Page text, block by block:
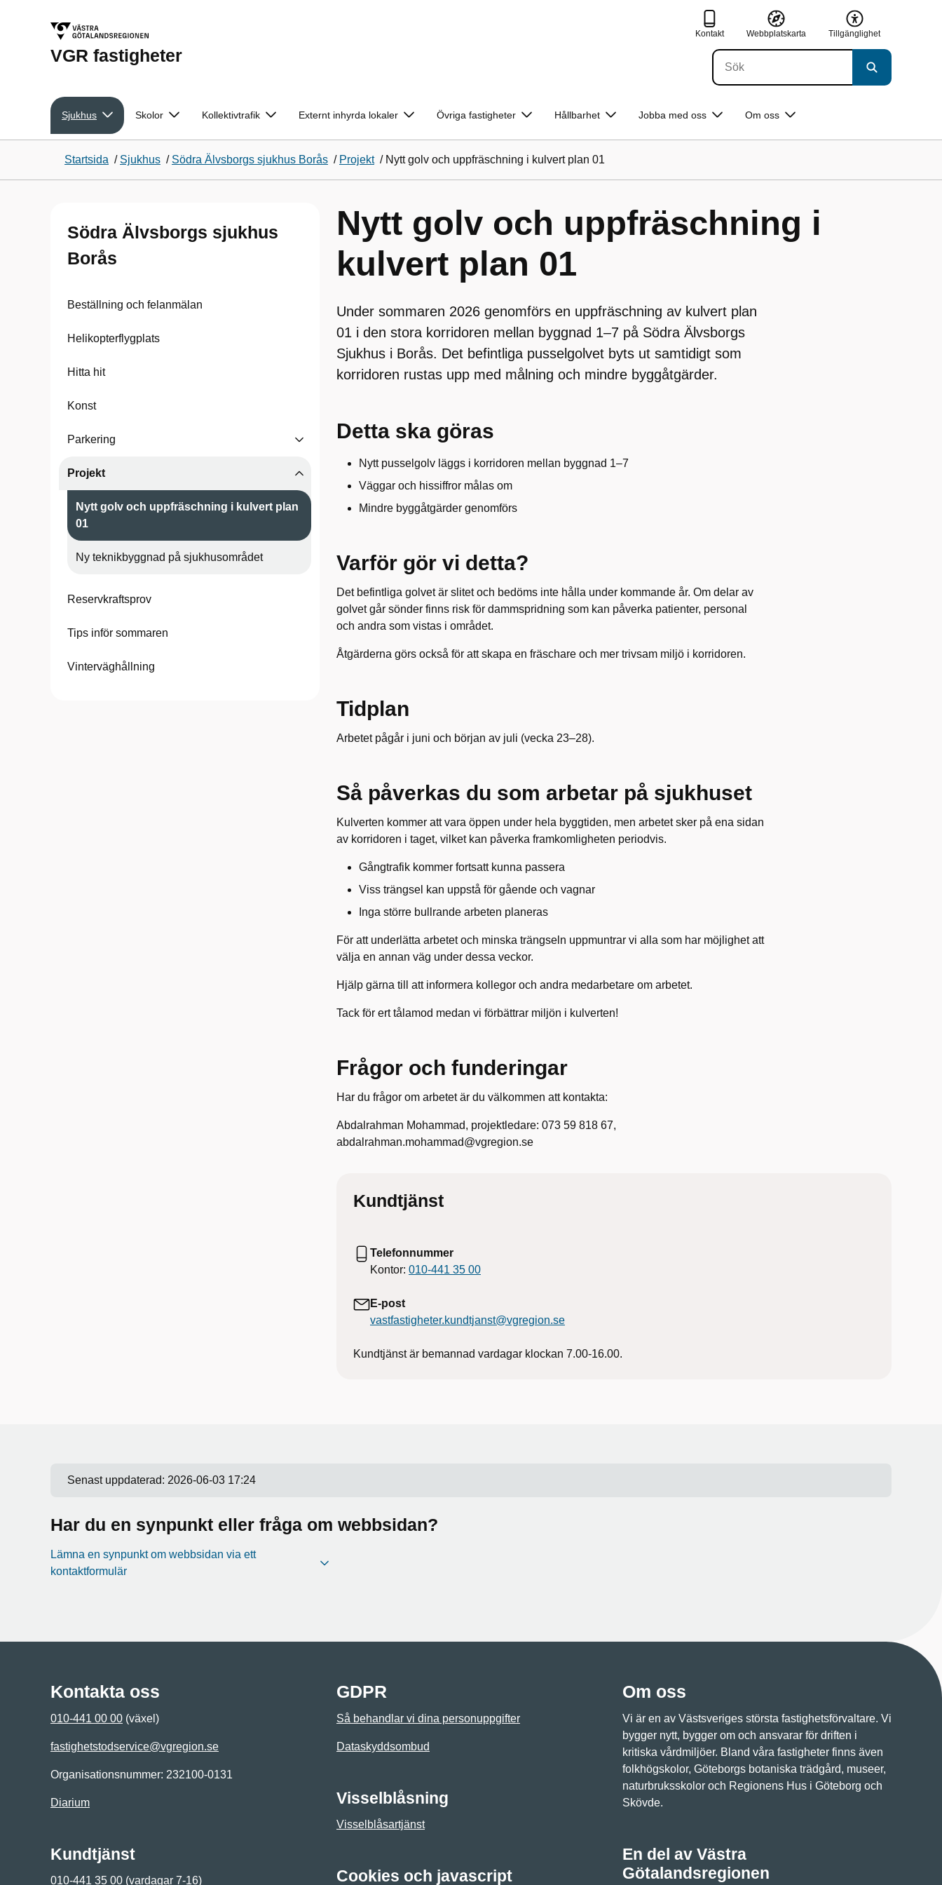
VGR fastigheter
Kontakt Webbplatskarta Tillgänglighet
Sjukhus Skolor Kollektivtrafik Externt inhyrda lokaler Övriga fastigheter Hållbarhet Jobba med oss Om oss
Startsida / Sjukhus / Södra Älvsborgs sjukhus Borås / Projekt / Nytt golv och uppfräschning i kulvert plan 01
Södra Älvsborgs sjukhus
Borås
Beställning och felanmälan
Helikopterflygplats
Hitta hit
Konst
Parkering
Projekt
Nytt golv och uppfräschning i kulvert plan
01
Ny teknikbyggnad på sjukhusområdet
Reservkraftsprov
Tips inför sommaren
Vinterväghållning
Nytt golv och uppfräschning i
kulvert plan 01
Under sommaren 2026 genomförs en uppfräschning av kulvert plan
01 i den stora korridoren mellan byggnad 1–7 på Södra Älvsborgs
Sjukhus i Borås. Det befintliga pusselgolvet byts ut samtidigt som
korridoren rustas upp med målning och mindre byggåtgärder.
Detta ska göras
Nytt pusselgolv läggs i korridoren mellan byggnad 1–7
Väggar och hissiffror målas om
Mindre byggåtgärder genomförs
Varför gör vi detta?
Det befintliga golvet är slitet och bedöms inte hålla under kommande år. Om delar av
golvet går sönder finns risk för dammspridning som kan påverka patienter, personal
och andra som vistas i området.
Åtgärderna görs också för att skapa en fräschare och mer trivsam miljö i korridoren.
Tidplan
Arbetet pågår i juni och början av juli (vecka 23–28).
Så påverkas du som arbetar på sjukhuset
Kulverten kommer att vara öppen under hela byggtiden, men arbetet sker på ena sidan
av korridoren i taget, vilket kan påverka framkomligheten periodvis.
Gångtrafik kommer fortsatt kunna passera
Viss trängsel kan uppstå för gående och vagnar
Inga större bullrande arbeten planeras
För att underlätta arbetet och minska trängseln uppmuntrar vi alla som har möjlighet att
välja en annan väg under dessa veckor.
Hjälp gärna till att informera kollegor och andra medarbetare om arbetet.
Tack för ert tålamod medan vi förbättrar miljön i kulverten!
Frågor och funderingar
Har du frågor om arbetet är du välkommen att kontakta:
Abdalrahman Mohammad, projektledare: 073 59 818 67,
abdalrahman.mohammad@vgregion.se
Kundtjänst
Telefonnummer
Kontor: 010-441 35 00
E-post
vastfastigheter.kundtjanst@vgregion.se
Kundtjänst är bemannad vardagar klockan 7.00-16.00.
Senast uppdaterad: 2026-06-03 17:24
Har du en synpunkt eller fråga om webbsidan?
Lämna en synpunkt om webbsidan via ett
kontaktformulär
Kontakta oss
010-441 00 00 (växel)
fastighetstodservice@vgregion.se
Organisationsnummer: 232100-0131
Diarium
Kundtjänst
010-441 35 00 (vardagar 7-16)
GDPR
Så behandlar vi dina personuppgifter
Dataskyddsombud
Visselblåsning
Visselblåsartjänst
Cookies och javascript
Om oss
Vi är en av Västsveriges största fastighetsförvaltare. Vi
bygger nytt, bygger om och ansvarar för driften i
kritiska vårdmiljöer. Bland våra fastigheter finns även
folkhögskolor, Göteborgs botaniska trädgård, museer,
naturbruksskolor och Regionens Hus i Göteborg och
Skövde.
En del av Västra
Götalandsregionen